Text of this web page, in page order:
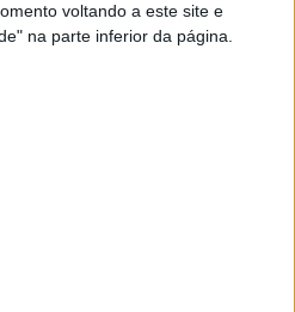
voltando a este site e
na parte inferior da página.